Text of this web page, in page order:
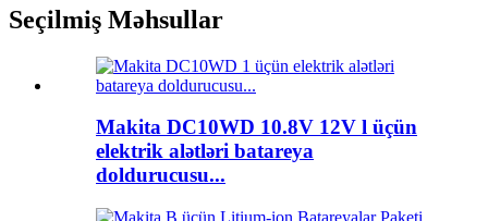
Seçilmiş Məhsullar
Makita DC10WD 10.8V 12V l üçün
elektrik alətləri batareya
doldurucusu...